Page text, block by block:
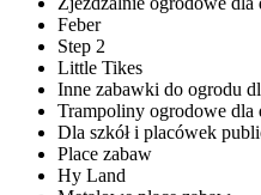
Feber
Step 2
Little Tikes
Inne zabawki do ogrodu
Trampoliny ogrodowe dla
Dla szkół i placówek
Place zabaw
Hy Land